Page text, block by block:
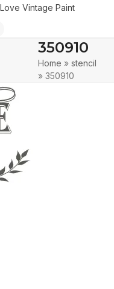
Love Vintage Paint
350910
Home »stencil
»350910